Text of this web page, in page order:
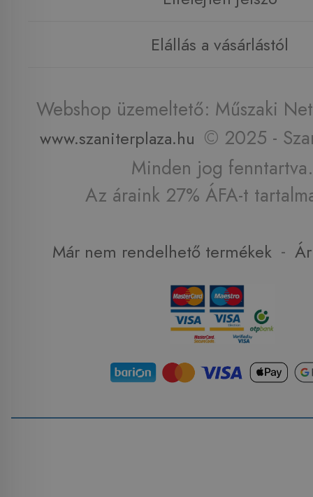
Elállás a vásárlástól
Webshop üzemeltető: Műszaki
www.szaniterplaza.hu © 2025 -
Minden jog fenntartva.
Az áraink 27% ÁFA-t
Már nem rendelhető termékek -